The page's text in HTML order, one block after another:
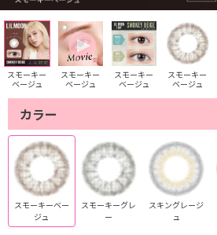
スモーキー
ベージュ
スモーキー
ベージュ
スモーキー
ベージュ
スモーキー
ベージュ
カラー
スモーキーベー
ジュ
スモーキーグレ
ー
スキングレージ
ュ